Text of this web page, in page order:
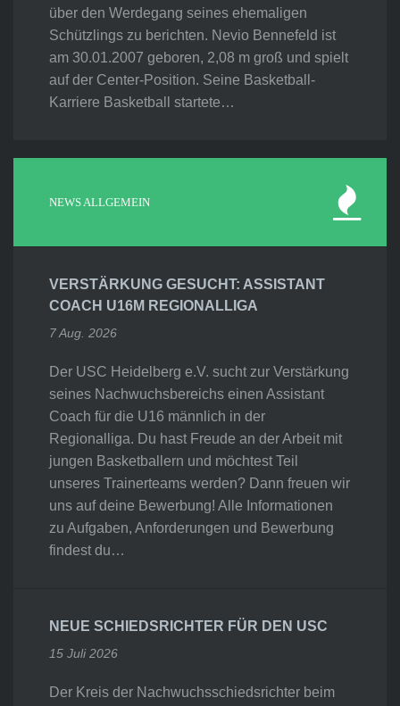
über den Werdegang seines ehemaligen
Schützlings zu berichten. Nevio Bennefeld ist
am 30.01.2007 geboren, 2,08 m groß und spielt
auf der Center-Position. Seine Basketball-
Karriere Basketball startete…
NEWS ALLGEMEIN
VERSTÄRKUNG GESUCHT: ASSISTANT
COACH U16M REGIONALLIGA
7 Aug. 2026
Der USC Heidelberg e.V. sucht zur Verstärkung
seines Nachwuchsbereichs einen Assistant
Coach für die U16 männlich in der
Regionalliga. Du hast Freude an der Arbeit mit
jungen Basketballern und möchtest Teil
unseres Trainerteams werden? Dann freuen wir
uns auf deine Bewerbung! Alle Informationen
zu Aufgaben, Anforderungen und Bewerbung
findest du…
NEUE SCHIEDSRICHTER FÜR DEN USC
15 Juli 2026
Der Kreis der Nachwuchsschiedsrichter beim